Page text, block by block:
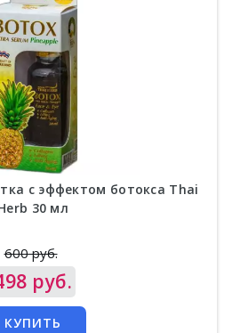
с эффектом ботокса Thai
30 мл
600 руб.
руб.
КУПИТЬ